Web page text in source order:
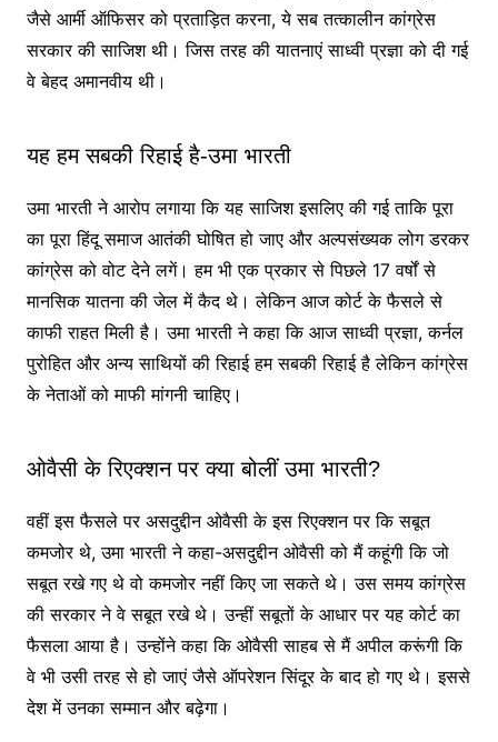
जैसे आर्मी ऑफिसर को प्रताड़ित करना, ये सब तत्कालीन कांग्रेस
सरकार की साजिश थी। जिस तरह की यातनाएं साध्वी प्रज्ञा को दी गई
वे बेहद अमानवीय थी।
यह हम सबकी रिहाई है-उमा भारती
उमा भारती ने आरोप लगाया कि यह साजिश इसलिए की गई ताकि पूरा
का पूरा हिंदू समाज आतंकी घोषित हो जाए और अल्पसंख्यक लोग डरकर
कांग्रेस को वोट देने लगें। हम भी एक प्रकार से पिछले 17 वर्षों से
मानसिक यातना की जेल में कैद थे। लेकिन आज कोर्ट के फैसले से
काफी राहत मिली है। उमा भारती ने कहा कि आज साध्वी प्रज्ञा, कर्नल
पुरोहित और अन्य साथियों की रिहाई हम सबकी रिहाई है लेकिन कांग्रेस
के नेताओं को माफी मांगनी चाहिए।
ओवैसी के रिएक्शन पर क्या बोलीं उमा भारती?
वहीं इस फैसले पर असदुद्दीन ओवैसी के इस रिएक्शन पर कि सबूत
कमजोर थे, उमा भारती ने कहा-असदुद्दीन ओवैसी को मैं कहूंगी कि जो
सबूत रखे गए थे वो कमजोर नहीं किए जा सकते थे। उस समय कांग्रेस
की सरकार ने वे सबूत रखे थे। उन्हीं सबूतों के आधार पर यह कोर्ट का
फैसला आया है। उन्होंने कहा कि ओवैसी साहब से मैं अपील करूंगी कि
वे भी उसी तरह से हो जाएं जैसे ऑपरेशन सिंदूर के बाद हो गए थे। इससे
देश में उनका सम्मान और बढ़ेगा।